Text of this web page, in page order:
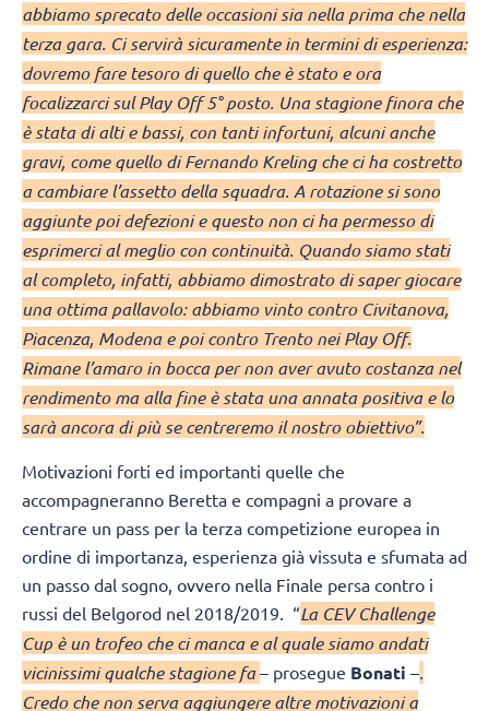
abbiamo sprecato delle occasioni sia nella prima che nella
terza gara. Ci servirà sicuramente in termini di esperienza:
dovremo fare tesoro di quello che è stato e ora
focalizzarci sul Play Off 5° posto. Una stagione finora che
è stata di alti e bassi, con tanti infortuni, alcuni anche
gravi, come quello di Fernando Kreling che ci ha costretto
a cambiare l’assetto della squadra. A rotazione si sono
aggiunte poi defezioni e questo non ci ha permesso di
esprimerci al meglio con continuità. Quando siamo stati
al completo, infatti, abbiamo dimostrato di saper giocare
una ottima pallavolo: abbiamo vinto contro Civitanova,
Piacenza, Modena e poi contro Trento nei Play Off.
Rimane l’amaro in bocca per non aver avuto costanza nel
rendimento ma alla fine è stata una annata positiva e lo
sarà ancora di più se centreremo il nostro obiettivo”.
Motivazioni forti ed importanti quelle che
accompagneranno Beretta e compagni a provare a
centrare un pass per la terza competizione europea in
ordine di importanza, esperienza già vissuta e sfumata ad
un passo dal sogno, ovvero nella Finale persa contro i
russi del Belgorod nel 2018/2019. “La CEV Challenge
Cup è un trofeo che ci manca e al quale siamo andati
vicinissimi qualche stagione fa– prosegue Bonati –.
Credo che non serva aggiungere altre motivazioni a